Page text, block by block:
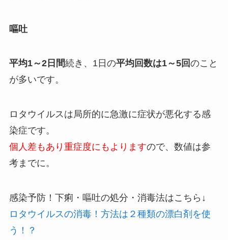
嘔吐
平均1～2日間続き、1日の平均回数は1～5回のこと
が多いです。
ロタウイルスは局所的に急激に症状が悪化する感
染症です。
個人差もあり重症度にもよりますので、数値は参
考までに。
感染予防！下痢・嘔吐の処分・消毒法はこちら↓
ロタウイルスの消毒！方法は２種類の漂白剤を使
う！？